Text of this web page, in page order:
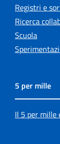
Registri e
Ricerca
Scuola
5 per mille
Il 5 per mille